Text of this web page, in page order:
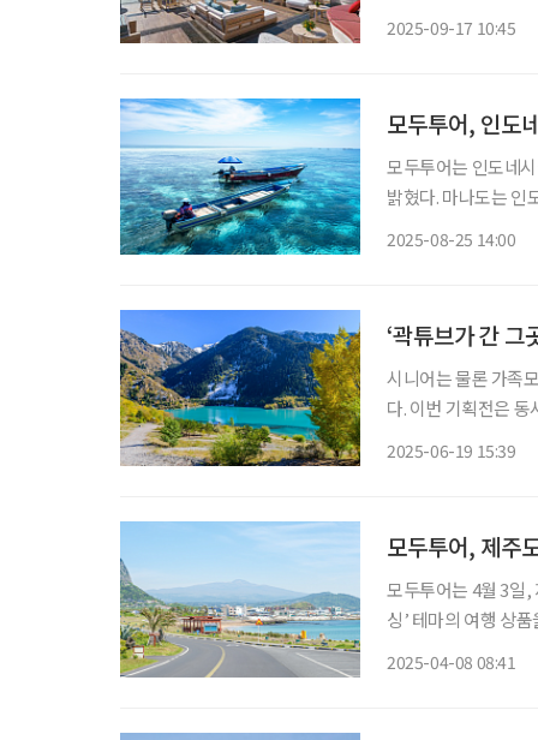
2025-09-17 10:45
모두투어, 인도
모두투어는 인도네
밝혔다. 마나도는 인
2025-08-25 14:00
‘곽튜브가 간
시니어는 물론 가족
다. 이번 기획전은 동서양을 잇는 실크로드의 중심지이자 매력적인 신흥 여행지로 떠오른 중
2025-06-19 15:39
모두투어, 제주
모두투어는 4월 3일,
싱’ 테마의 여행 상품을 새로 출시했다. 파크골프
2025-04-08 08:41